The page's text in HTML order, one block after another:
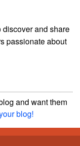
and share
passionate about
and want them
blog!